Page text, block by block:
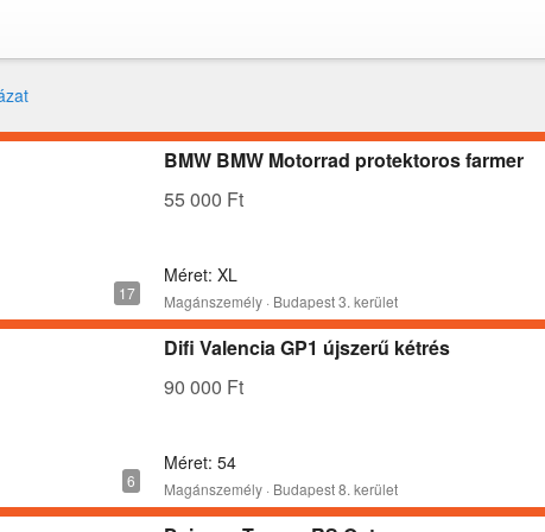
BMW BMW Motorrad protektoros farmer
55 000 Ft
Méret: XL
Magánszemély · Budapest 3. kerület
Difi Valencia GP1 újszerű kétrés
90 000 Ft
Méret: 54
Magánszemély · Budapest 8. kerület